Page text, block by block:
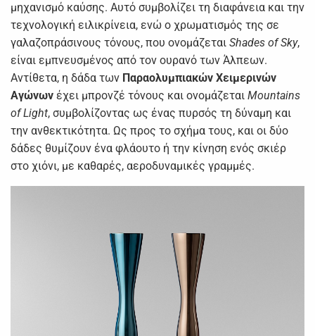
μηχανισμό καύσης. Αυτό συμβολίζει τη διαφάνεια και την
τεχνολογική ειλικρίνεια, ενώ ο χρωματισμός της σε
γαλαζοπράσινους τόνους, που ονομάζεται Shades of Sky,
είναι εμπνευσμένος από τον ουρανό των Άλπεων.
Αντίθετα, η δάδα των Παραολυμπιακών Χειμερινών
Αγώνων έχει μπρονζέ τόνους και ονομάζεται Mountains
of Light, συμβολίζοντας ως ένας πυρσός τη δύναμη και
την ανθεκτικότητα. Ως προς το σχήμα τους, και οι δύο
δάδες θυμίζουν ένα φλάουτο ή την κίνηση ενός σκιέρ
στο χιόνι, με καθαρές, αεροδυναμικές γραμμές.